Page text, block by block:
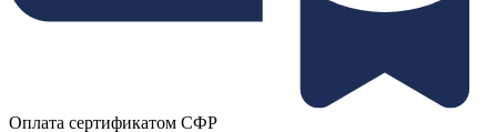
Оплата сертификатом СФР